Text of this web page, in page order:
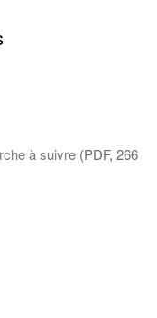
à suivre (PDF, 266